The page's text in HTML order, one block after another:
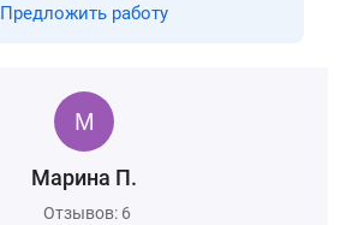
Предложить работу
Марина П.
Отзывов: 6